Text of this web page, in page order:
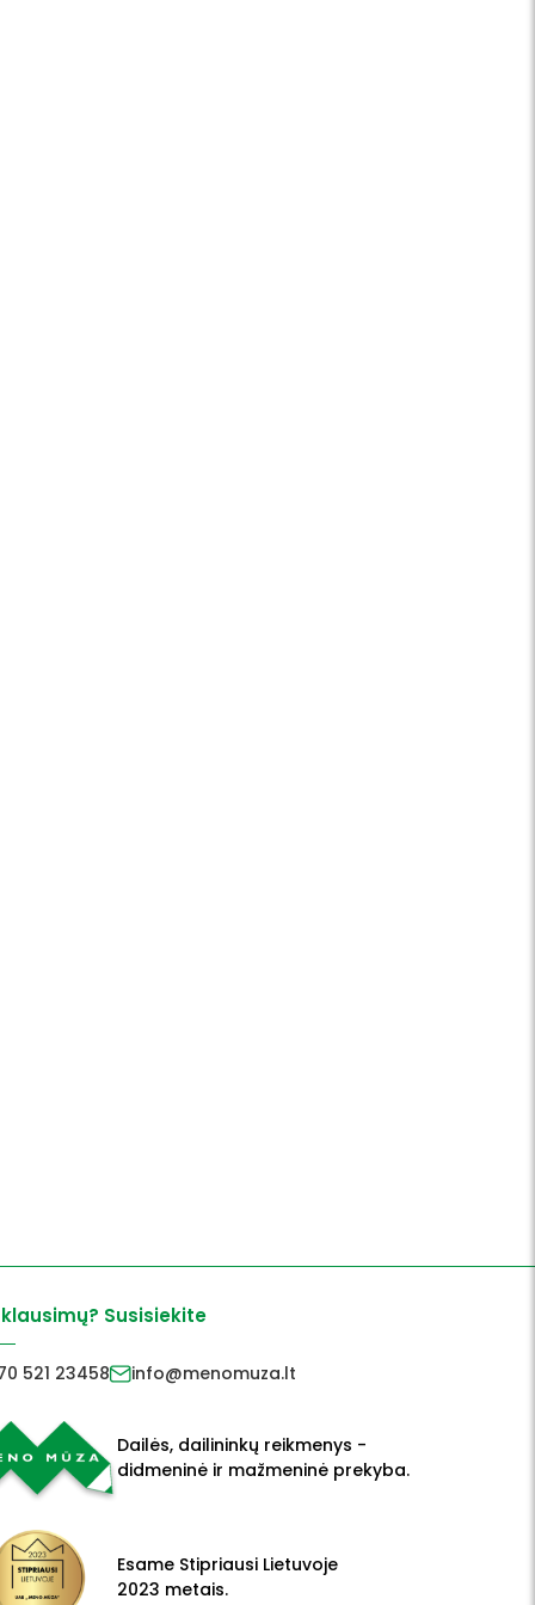
Susisiekite
521 23458 info@menomuza.lt
Dailės, dailininkų reikmenys -
didmeninė ir mažmeninė prekyba.
Esame Stipriausi Lietuvoje
2023 metais.